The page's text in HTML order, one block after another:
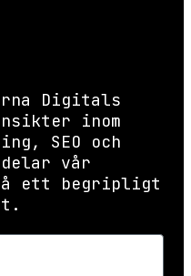
Digitals
inom
SEO och
vår
ett begripligt